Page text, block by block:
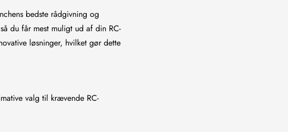
bedste rådgivning og
du får mest muligt ud af din RC-
løsninger, hvilket gør dette
valg til krævende RC-